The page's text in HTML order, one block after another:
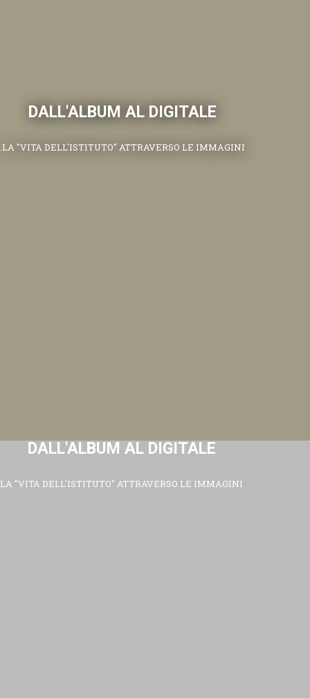
DALL'ALBUM AL DIGITALE
.LA "VITA DELL'ISTITUTO" ATTRAVERSO LE IMMAGINI
DALL'ALBUM AL DIGITALE
LA "VITA DELL'ISTITUTO" ATTRAVERSO LE IMMAGINI